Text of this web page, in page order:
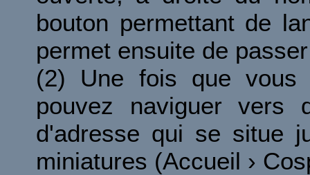
bouton permettant de
permet ensuite de
(2) Une fois que vous
pouvez naviguer vers
d'adresse qui se situe
miniatures (Accueil ›